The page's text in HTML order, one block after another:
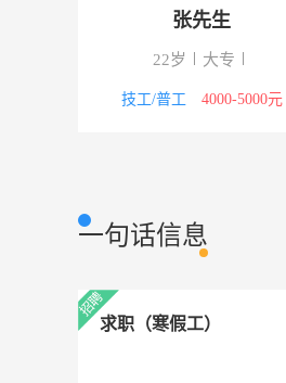
张先生
22岁 大专
技工/普工 4000-5000元
一句话信息
求职（寒假工）